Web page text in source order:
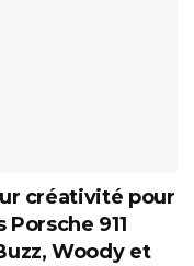
créativité pour
911
Woody et